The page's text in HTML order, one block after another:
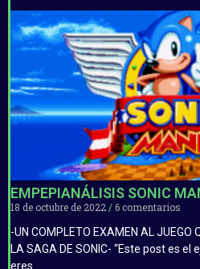
EMPEPIANÁLISIS SONIC
18 de octubre de 2022
6 comentarios
-UN COMPLETO EXAMEN AL JUEGO
LA SAGA DE SONIC- “Este post es
eres